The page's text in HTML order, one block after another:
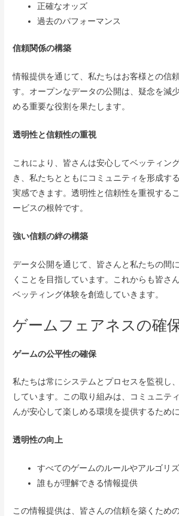
正確なオッズ
過去のパフォーマンス
信頼関係の構築
情報提供を通じて、私たちはお客様との信
す。オープンなデータの公開は、疑念を減
める重要な役割を果たします。
透明性と信頼性の重視
これにより、皆さんは安心してベッティン
き、私たちとともにコミュニティを形成す
実感できます。透明性と信頼性を重視する
ービスの根幹です。
強い信頼の絆の構築
データ公開を通じて、皆さんと私たちの間
くことを目指しています。これからも皆さ
ベッティング体験を創造していきます。
ゲームフェアネスの確
ゲームの公平性の確保
私たちは常にシステムとプロセスを監視し
しています。この取り組みは、コミュニテ
んが安心して楽しめる環境を提供するために
透明性の向上
すべてのゲームのルールやアルゴリ
誰もが理解できる情報提供
この情報提供は、皆さんの信頼を築くため